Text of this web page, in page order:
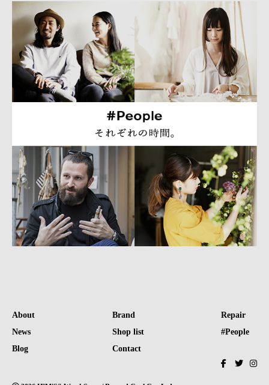
About
News
Blog
Brand
Shop list
Contact
Repair
#People